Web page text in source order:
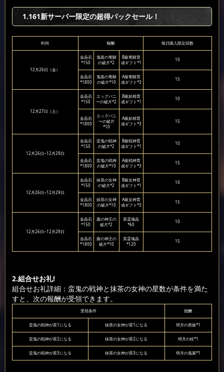
1.161新サーバー限定の超得パックセール！
时间 報酬 每日購入限定回数
12月26日（金）
金晶石
*150
鬼面の竜騎
の破片*2
B級竜騎育
成ギフト*1
10
金晶石
*1800
鬼面の竜騎
の破片*10
A級竜騎育
成ギフト*3
15
12月27日（土）
金晶石
*150
エッグバニ
ーの破片*2
B級妖精育
成ギフト*1
10
金晶石
*1800
エッグバニ
ーの破片
*10
A級妖精育
成ギフト*3
15
12月26日~12月29日
金晶石
*150
蛮鬼の戦神
の破片*2
B級戦神育
成ギフト*1
10
金晶石
*1800
蛮鬼の戦神
の破片*10
A級戦神育
成ギフト*3
15
12月26日~12月29日
金晶石
*150
抹茶の女神
の破片*2
B級女神育
成ギフト*1
10
金晶石
*1800
抹茶の女神
の破片*10
A級女神育
成ギフト*3
15
12月26日~12月29日
金晶石
*150
森の神王の
破片*2
英霊魂晶
*60
10
金晶石
*1800
森の神王の
破片*10
英霊魂晶
*120
15
2.組合せお礼!
組合せお礼詳細：蛮鬼の戦神と抹茶の女神の星数が条件を満た
すと、次の報酬が受領できます。
受領条件 报酬
蛮鬼の戦神が星1になる 抹茶の女神が星1になる 明月の貴族*1
蛮鬼の戦神が星2になる 抹茶の女神が星2になる 明月の杖*1
蛮鬼の戦神が星3になる 抹茶の女神が星3になる 明月の鬼翼*1